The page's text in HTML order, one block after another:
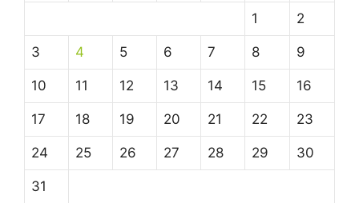
1 2
3 4 5 6 7 8 9
10 11 12 13 14 15 16
17 18 19 20 21 22 23
24 25 26 27 28 29 30
31